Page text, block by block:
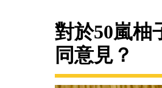
對於50嵐柚
同意見？